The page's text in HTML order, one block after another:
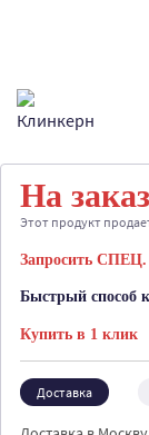
На заказ
Этот продукт
Запросить
Быстрый способ
Купить в 1 клик
Доставка